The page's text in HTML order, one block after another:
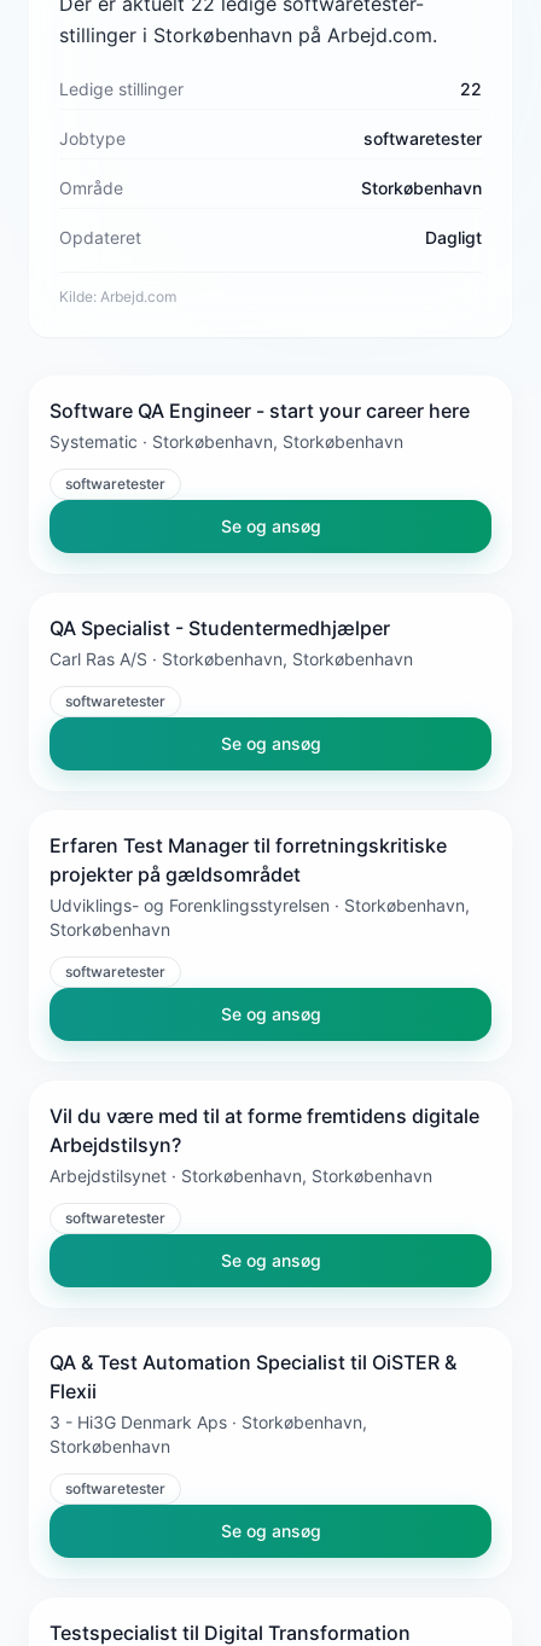
stillinger i Storkøbenhavn på Arbejd.com.
Ledige stillinger 22
Jobtype softwaretester
Område Storkøbenhavn
Opdateret Dagligt
Kilde: Arbejd.com
Software QA Engineer - start your career here
Systematic · Storkøbenhavn, Storkøbenhavn
softwaretester
Se og ansøg
QA Specialist - Studentermedhjælper
Carl Ras A/S · Storkøbenhavn, Storkøbenhavn
softwaretester
Se og ansøg
Erfaren Test Manager til forretningskritiske
projekter på gældsområdet
Udviklings- og Forenklingsstyrelsen · Storkøbenhavn,
Storkøbenhavn
softwaretester
Se og ansøg
Vil du være med til at forme fremtidens digitale
Arbejdstilsyn?
Arbejdstilsynet · Storkøbenhavn, Storkøbenhavn
softwaretester
Se og ansøg
QA & Test Automation Specialist til OiSTER &
Flexii
3 - Hi3G Denmark Aps · Storkøbenhavn,
Storkøbenhavn
softwaretester
Se og ansøg
Testspecialist til Digital Transformation